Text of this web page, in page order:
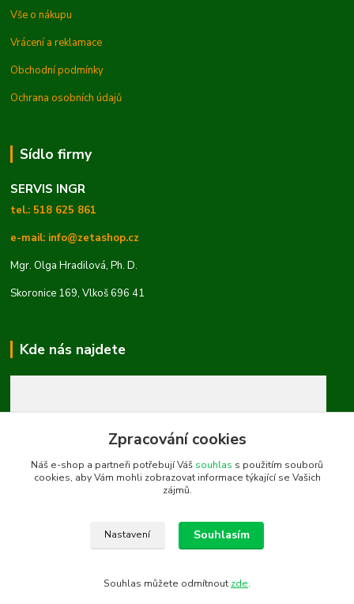
Vše o nákupu
Vrácení a reklamace
Obchodní podmínky
Ochrana osobních údajů
Sídlo firmy
SERVIS INGR
tel.: 518 625 861
e-mail: info@zetashop.cz
Mgr. Olga Hradilová, Ph. D.
Skoronice 169, Vlkoš 696 41
Kde nás najdete
Zpracování cookies
Náš e-shop a partneři potřebují Váš souhlas s použitím souborů
cookies, aby Vám mohli zobrazovat informace týkající se Vašich
zájmů.
Nastavení Souhlasím
Souhlas můžete odmítnout zde.